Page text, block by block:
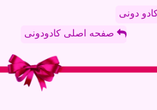
دونی
صفحه اصلی کادودونی